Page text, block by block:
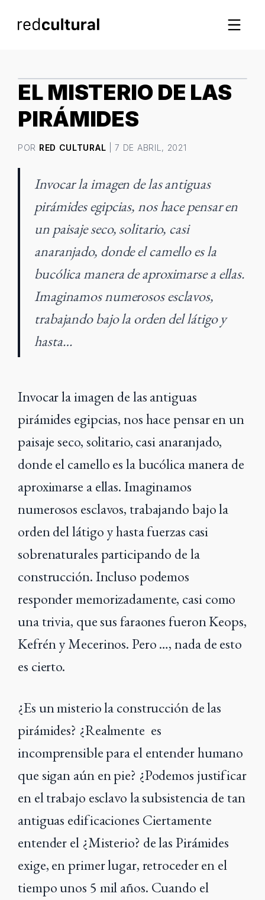
EL MISTERIO DE LAS
PIRÁMIDES
POR RED CULTURAL | 7 DE ABRIL, 2021
Invocar la imagen de las antiguas
pirámides egipcias, nos hace pensar en
un paisaje seco, solitario, casi
anaranjado, donde el camello es la
bucólica manera de aproximarse a ellas.
Imaginamos numerosos esclavos,
trabajando bajo la orden del látigo y
hasta…
Invocar la imagen de las antiguas
pirámides egipcias, nos hace pensar en un
paisaje seco, solitario, casi anaranjado,
donde el camello es la bucólica manera de
aproximarse a ellas. Imaginamos
numerosos esclavos, trabajando bajo la
orden del látigo y hasta fuerzas casi
sobrenaturales participando de la
construcción. Incluso podemos
responder memorizadamente, casi como
una trivia, que sus faraones fueron Keops,
Kefrén y Mecerinos. Pero …, nada de esto
es cierto.
¿Es un misterio la construcción de las
pirámides? ¿Realmente es
incomprensible para el entender humano
que sigan aún en pie? ¿Podemos justificar
en el trabajo esclavo la subsistencia de tan
antiguas edificaciones Ciertamente
entender el ¿Misterio? de las Pirámides
exige, en primer lugar, retroceder en el
tiempo unos 5 mil años. Cuando el